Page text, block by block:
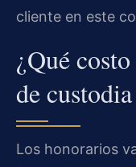
cliente en este
¿Qué
de
Los honorarios